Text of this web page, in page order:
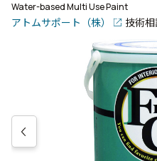
Water-based Multi Use Paint
アトムサポート（株） 技術